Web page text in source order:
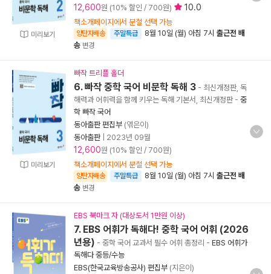
미리보기
12,600원 (10% 할인 / 700원) 10.0
책소개페이지에서 분철 선택 가능
양탄자배송 주말특급 8월 10일 (월) 아침 7시 출근전 배
송 변경
미리보기
빠작 트리플 홀더
6. 빠작 중학 국어 비문학 독해 3 - 최신개정판, 독
해력과 어휘력을 함께 키우는 독해 기본서, 최신개정판- 중
학 빠작 국어
동아출판 편집부 (엮은이)
동아출판| 2023년 09월
12,600원 (10% 할인 / 700원)
책소개페이지에서 분철 선택 가능
양탄자배송 주말특급 8월 10일 (월) 아침 7시 출근전 배
송 변경
EBS 북마크 자 (대상도서 1만원 이상)
7. EBS 어휘가 독해다! 중학 국어 어휘 (2026
년용) - 중학 국어 교과서 필수 어휘 총정리 - EBS 어휘가
독해다 중등/수능
EBS(한국교육방송공사) 편집부 (지은이)